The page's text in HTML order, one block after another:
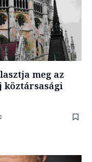
meg az
köztársasági